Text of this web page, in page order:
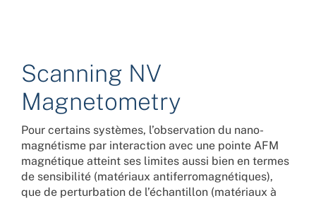
Scanning NV
Magnetometry
Pour certains systèmes, l’observation du nano-
magnétisme par interaction avec une pointe AFM
magnétique atteint ses limites aussi bien en termes
de sensibilité (matériaux antiferromagnétiques),
que de perturbation de l’échantillon (matériaux à